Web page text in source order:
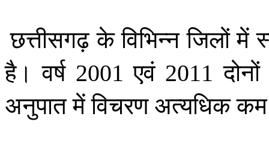
छत्तीसगढ़ के विभिन्न जिलों में
है। वर्ष2001एवं2011दोनों
अनुपातमेंविचरण अत्यधिककम